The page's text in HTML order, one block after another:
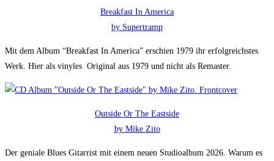
Breakfast In America
by Supertramp
Mit dem Album “Breakfast In America” erschien 1979 ihr erfolgreichstes
Werk. Hier als vinyles Original aus 1979 und nicht als Remaster.
Outside Or The Eastside
by Mike Zito
Der geniale Blues Gitarrist mit einem neuen Studioalbum 2026. Warum es